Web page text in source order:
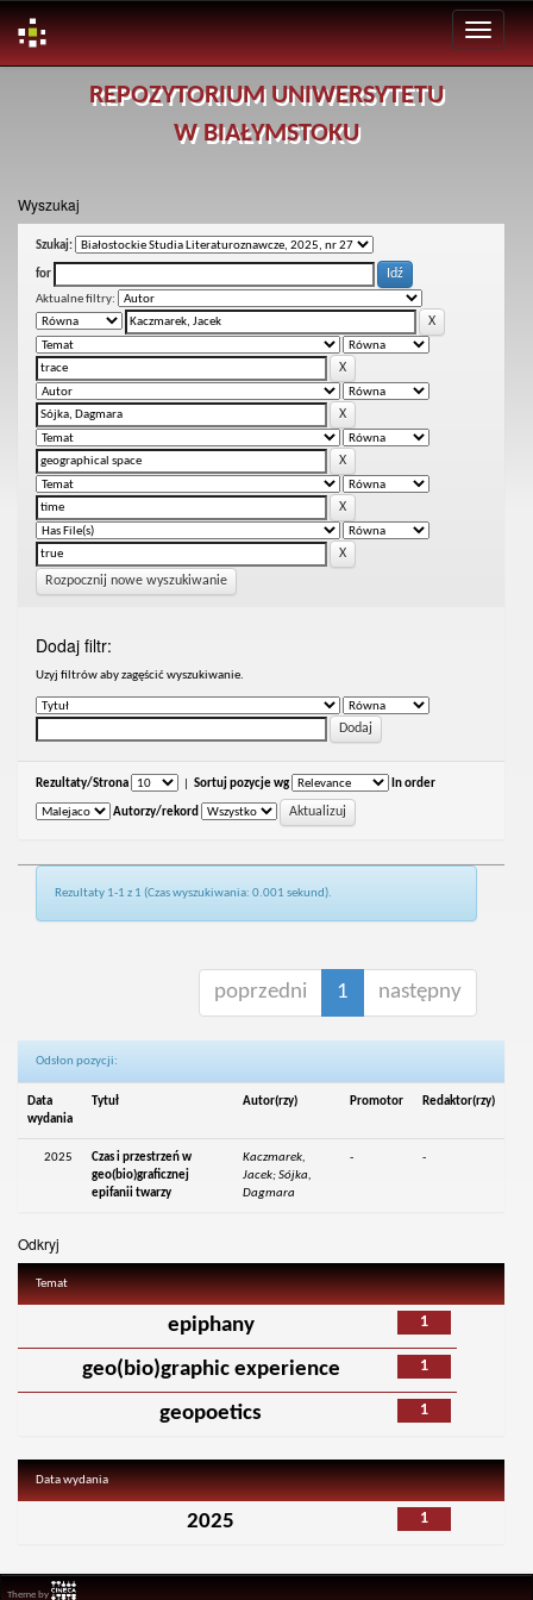
REPOZYTORIUM UNIWERSYTETU
W BIAŁYMSTOKU
Wyszukaj
Szukaj:
for
Aktualne filtry:
Rozpocznij nowe wyszukiwanie
Dodaj filtr:
Uzyj filtrów aby zagęścić wyszukiwanie.
Rezultaty/Strona Sortuj pozycje wg In order
Autorzy/rekord
Rezultaty 1-1 z 1 (Czas wyszukiwania: 0.001 sekund).
poprzedni 1 następny
Odsłon pozycji:
Data
wydania
Tytuł Autor(rzy) Promotor Redaktor(rzy)
2025
Czas i przestrzeń w
geo(bio)graficznej
epifanii twarzy
Kaczmarek,
Jacek; Sójka,
Dagmara
- -
Odkryj
Temat
1
epiphany
1
geo(bio)graphic experience
1
geopoetics
Data wydania
1
2025
Theme by